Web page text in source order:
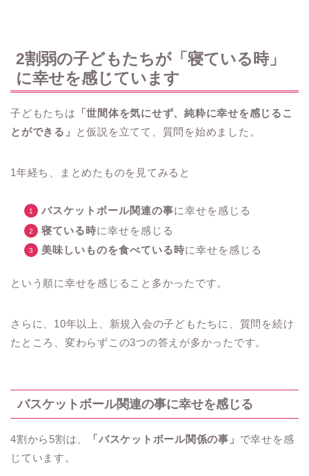
2割弱の子どもたちが 「寝ている時」
に幸せを感じています
子どもたちは 「世間体を気にせず、純粋に幸せを感じるこ
とができる」
と仮説を立てて、質問を始めました。
1年経ち、まとめたものを見てみると
バスケットボール関連の事に幸せを感じる
寝ている時に幸せを感じる
美味しいものを食べている時に幸せを感じる
という順に幸せを感じること多かったです。
さらに、10年以上、新規入会の子どもたちに、質問を続け
たところ、変わらずこの3つの答えが多かったです。
バスケットボール関連の事に幸せを感じる
4割から5割は、 「バスケットボール関係の事」 で幸せを感
じています。